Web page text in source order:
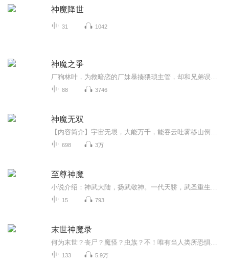
神魔降世
31 1042
神魔之爭
88 3746
神魔无双
698 3万
至尊神魔
15 793
末世神魔录
133 5.9万